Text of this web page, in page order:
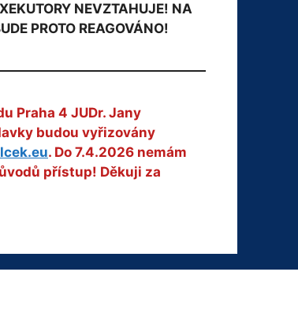
NEVZTAHUJE! NA
PROTO REAGOVÁNO!
Praha 4 JUDr. Jany
budou vyřizovány
. Do 7.4.2026 nemám
přístup! Děkuji za